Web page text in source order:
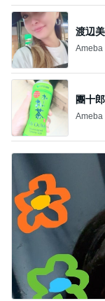
團十
Ameba
名前に入っているか
Amebaトピックス 17